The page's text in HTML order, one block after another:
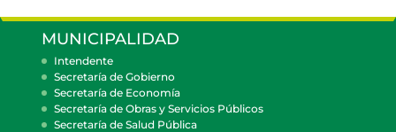
MUNICIPALIDAD
Intendente
Secretaría de Gobierno
Secretaría de Economía
Secretaría de Obras y Servicios Públicos
Secretaría de Salud Pública